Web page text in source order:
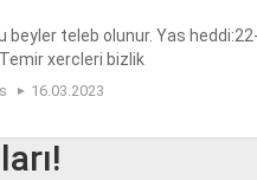
teleb olunur. Yas
xercleri bizlik
16.03.2023